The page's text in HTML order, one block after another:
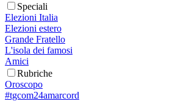
Speciali
Elezioni Italia
Elezioni estero
Grande Fratello
L'isola dei famosi
Amici
Rubriche
Oroscopo
#tgcom24amarcord